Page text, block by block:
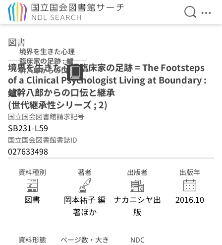
検索を
メ
図書
境界を生きた心理
臨床家の足跡 : 鑪
幹八郎からの口伝
と継承 (世代継承
性シリーズ ; 2)
境界を生きた心理臨床家の足跡 = The Footsteps
of a Clinical Psychologist Living at Boundary :
鑪幹八郎からの口伝と継承
(世代継承性シリーズ ; 2)
国立国会図書館請求記号
SB231-L59
国立国会図書館書誌ID
027633498
資料種別
図書
著者
岡本祐子 編
著ほか
出版者
ナカニシヤ出
版
出版年
2016.10
資料形態
ページ数・大き
NDC